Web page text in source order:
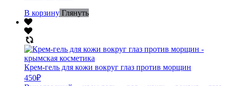
В корзину Глянуть
Крем-гель для кожи вокруг глаз против морщин
450₽